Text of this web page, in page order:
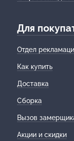
Для
Отдел
Как купить
Доставка
Сборка
Вызов
Акции и скидки